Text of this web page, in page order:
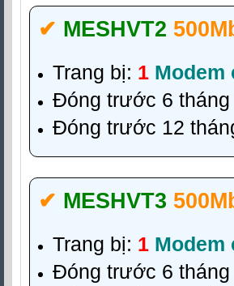
✔‎ MESHVT2
Trang bị: 1 Modem
Đóng trước 6 tháng
Đóng trước 12
✔‎ MESHVT3
Trang bị: 1 Modem
Đóng trước 6 tháng